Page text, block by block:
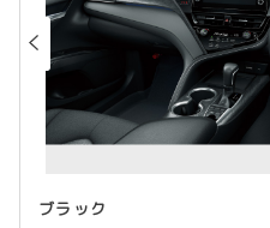
ブラック